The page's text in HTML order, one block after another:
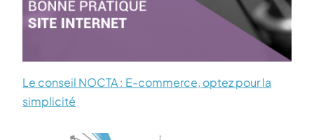
Le conseil NOCTA : E-commerce, optez pour la
simplicité